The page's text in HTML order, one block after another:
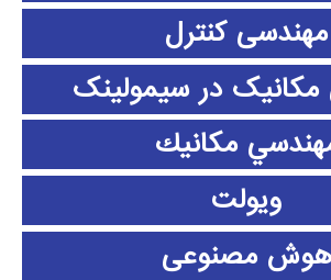
مهندسی کنترل
در سیمولینک
مكانيك
ویولت
هوش مصنوعی